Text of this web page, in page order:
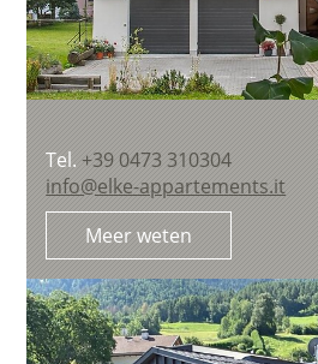
Tel. +39 0473 310304
info@elke-appartements.it
Meer weten